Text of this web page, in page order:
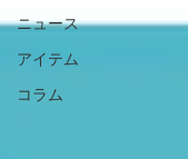
ニュース
アイテム
コラム